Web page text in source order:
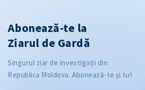
Abonează-te la
Ziarul de Gardă
Singurul ziar de investigații din
Republica Moldova. Abonează-te și tu!